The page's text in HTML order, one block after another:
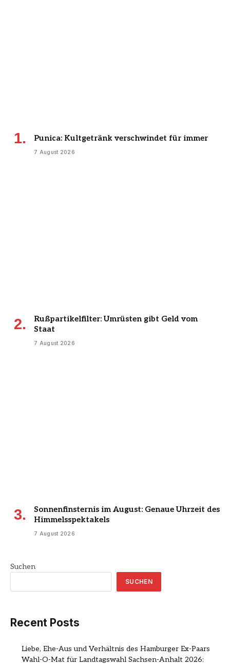
Punica: Kultgetränk verschwindet für immer
7 August 2026
Rußpartikelfilter: Umrüsten gibt Geld vom
Staat
7 August 2026
Sonnenfinsternis im August: Genaue Uhrzeit des
Himmelsspektakels
7 August 2026
Suchen
SUCHEN
Recent Posts
Liebe, Ehe-Aus und Verhältnis des Hamburger Ex-Paars
Wahl-O-Mat für Landtagswahl Sachsen-Anhalt 2026: